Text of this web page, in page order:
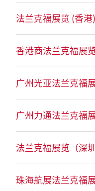
法兰克福展览 (香
香港商法兰克福展
广州光亚法兰克福
广州力通法兰克福
法兰克福展览（深
珠海航展法兰克福